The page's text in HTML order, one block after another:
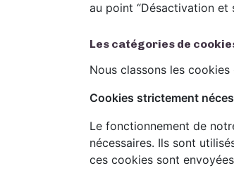
au point “Désactivation et
Les catégories de
Nous classons les
Cookies strictement
Le fonctionnement de
nécessaires. Ils sont
ces cookies sont